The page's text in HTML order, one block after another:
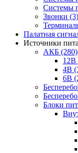
Системы
Звонки (3)
Палатная
Источники
АКБ (280)
12В
4В
6В
Блоки